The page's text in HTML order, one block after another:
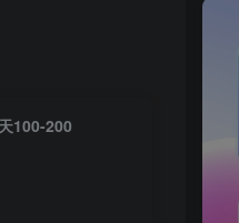
100-200